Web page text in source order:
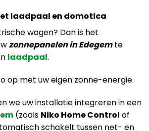
laadpaal en domotica
wagen? Dan is het
zonnepanelen in Edegemte
laadpaal.
op met uw eigen zonne-energie.
we uw installatie integreren in een
(zoals Niko Home Control of
schakelt tussen net- en